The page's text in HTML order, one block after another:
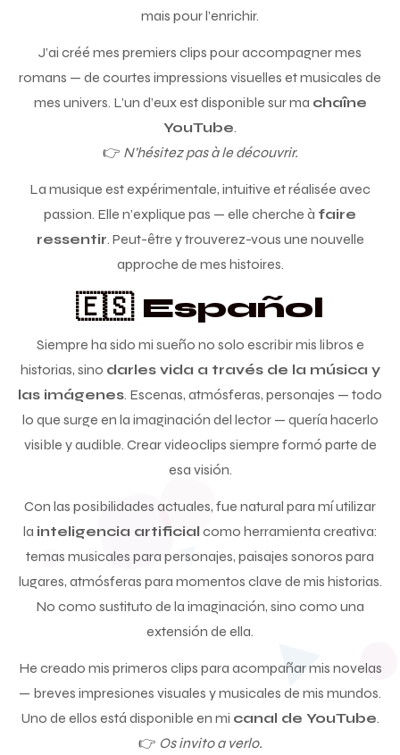
mais pour l’enrichir.
J’ai créé mes premiers clips pour accompagner mes
romans — de courtes impressions visuelles et musicales de
mes univers. L’un d’eux est disponible sur ma chaîne
YouTube.
👉 N’hésitez pas à le découvrir.
La musique est expérimentale, intuitive et réalisée avec
passion. Elle n’explique pas — elle cherche à faire
ressentir. Peut-être y trouverez-vous une nouvelle
approche de mes histoires.
🇪🇸 Español
Siempre ha sido mi sueño no solo escribir mis libros e
historias, sino darles vida a través de la música y
las imágenes. Escenas, atmósferas, personajes — todo
lo que surge en la imaginación del lector — quería hacerlo
visible y audible. Crear videoclips siempre formó parte de
esa visión.
Con las posibilidades actuales, fue natural para mí utilizar
la inteligencia artificial como herramienta creativa:
temas musicales para personajes, paisajes sonoros para
lugares, atmósferas para momentos clave de mis historias.
No como sustituto de la imaginación, sino como una
extensión de ella.
He creado mis primeros clips para acompañar mis novelas
— breves impresiones visuales y musicales de mis mundos.
Uno de ellos está disponible en mi canal de YouTube.
👉 Os invito a verlo.